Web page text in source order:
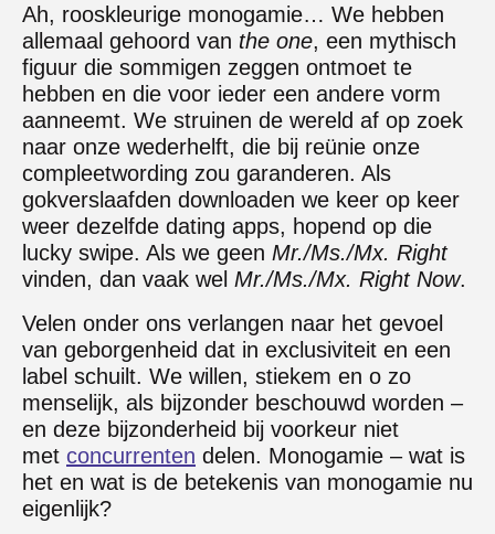
Ah, rooskleurige monogamie… We hebben
allemaal gehoord van the one, een mythisch
figuur die sommigen zeggen ontmoet te
hebben en die voor ieder een andere vorm
aanneemt. We struinen de wereld af op zoek
naar onze wederhelft, die bij reünie onze
compleetwording zou garanderen. Als
gokverslaafden downloaden we keer op keer
weer dezelfde dating apps, hopend op die
lucky swipe. Als we geen Mr./Ms./Mx. Right
vinden, dan vaak wel Mr./Ms./Mx. Right Now.
Velen onder ons verlangen naar het gevoel
van geborgenheid dat in exclusiviteit en een
label schuilt. We willen, stiekem en o zo
menselijk, als bijzonder beschouwd worden –
en deze bijzonderheid bij voorkeur niet
met concurrenten delen. Monogamie – wat is
het en wat is de betekenis van monogamie nu
eigenlijk?